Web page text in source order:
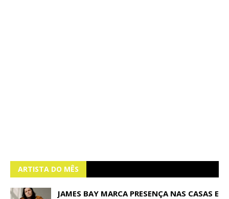
ARTISTA DO MÊS
JAMES BAY MARCA PRESENÇA NAS CASAS E